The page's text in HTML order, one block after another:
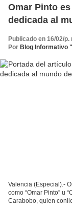
Omar Pinto
dedicada al
Publicado en 16/02/p.
Por Blog Informativo
Valencia (Especial).-
como “Omar Pinto” u
Carabobo, quien